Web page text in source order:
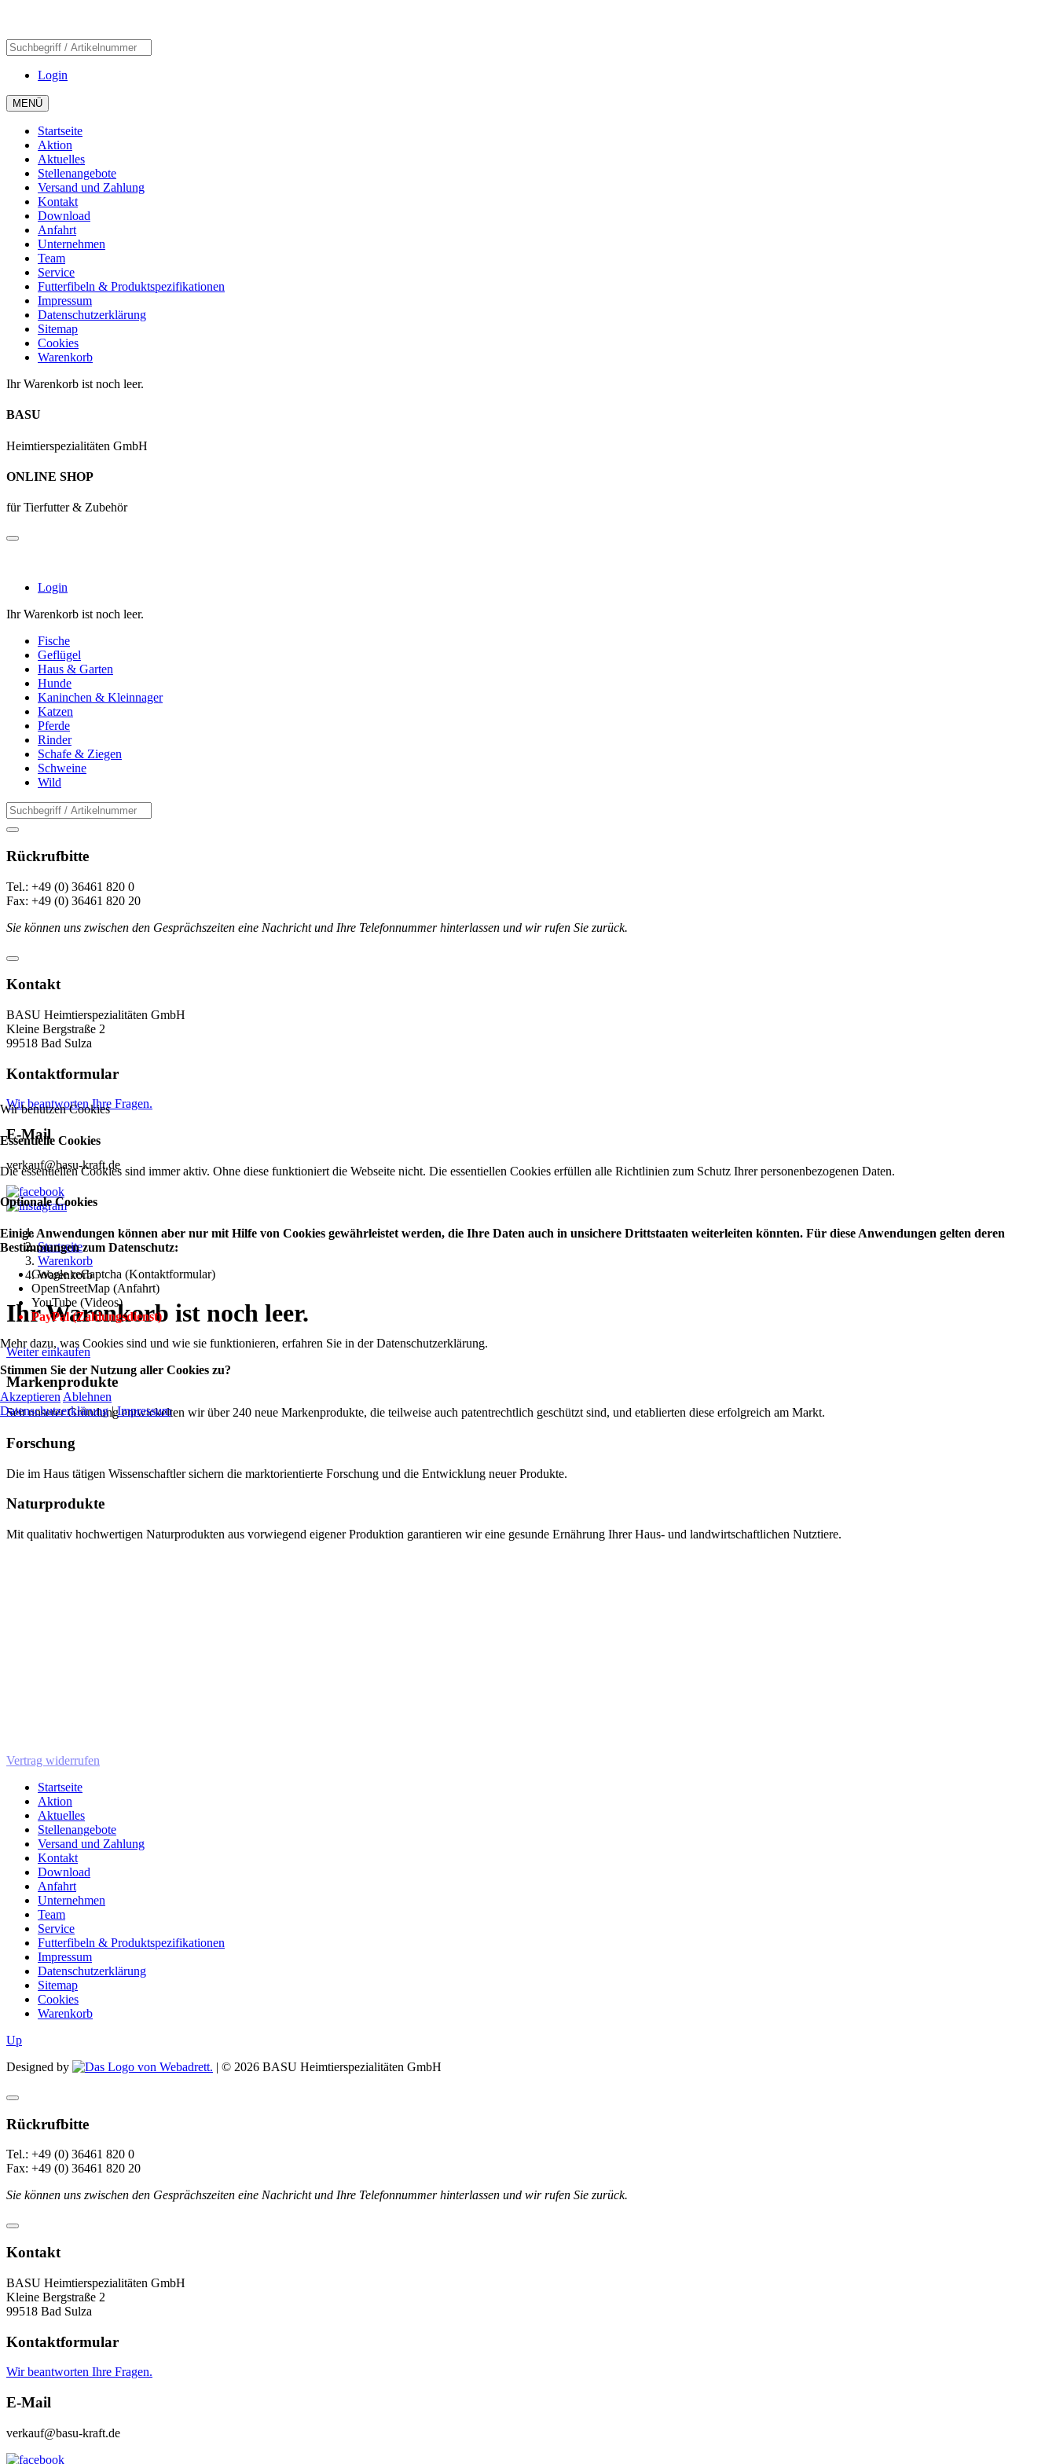
Login
MENÜ
Startseite
Aktion
Aktuelles
Stellenangebote
Versand und Zahlung
Kontakt
Download
Anfahrt
Unternehmen
Team
Service
Futterfibeln & Produktspezifikationen
Impressum
Datenschutzerklärung
Sitemap
Cookies
Warenkorb
Ihr Warenkorb ist noch leer.
BASU
Heimtierspezialitäten GmbH
ONLINE SHOP
für Tierfutter & Zubehör
Login
Ihr Warenkorb ist noch leer.
Fische
Geflügel
Haus & Garten
Hunde
Kaninchen & Kleinnager
Katzen
Pferde
Rinder
Schafe & Ziegen
Schweine
Wild
Rückrufbitte
Tel.: +49 (0) 36461 820 0
Fax: +49 (0) 36461 820 20
Sie können uns zwischen den Gesprächszeiten eine Nachricht und Ihre Telefonnummer hinterlassen und wir rufen Sie zurück.
Kontakt
BASU Heimtierspezialitäten GmbH
Kleine Bergstraße 2
99518 Bad Sulza
Kontaktformular
Wir beantworten Ihre Fragen.
E-Mail
verkauf@basu-kraft.de
Startseite
Warenkorb
Warenkorb
Ihr Warenkorb ist noch leer.
Weiter einkaufen
Markenprodukte
Seit unserer Gründung entwickelten wir über 240 neue Markenprodukte, die teilweise auch patentrechtlich geschützt sind, und etablierten diese erfolgreich am Markt.
Forschung
Die im Haus tätigen Wissenschaftler sichern die marktorientierte Forschung und die Entwicklung neuer Produkte.
Naturprodukte
Mit qualitativ hochwertigen Naturprodukten aus vorwiegend eigener Produktion garantieren wir eine gesunde Ernährung Ihrer Haus- und landwirtschaftlichen Nutztiere.
Vertrag widerrufen
Startseite
Aktion
Aktuelles
Stellenangebote
Versand und Zahlung
Kontakt
Download
Anfahrt
Unternehmen
Team
Service
Futterfibeln & Produktspezifikationen
Impressum
Datenschutzerklärung
Sitemap
Cookies
Warenkorb
Up
Designed by
| © 2026 BASU Heimtierspezialitäten GmbH
Rückrufbitte
Tel.: +49 (0) 36461 820 0
Fax: +49 (0) 36461 820 20
Sie können uns zwischen den Gesprächszeiten eine Nachricht und Ihre Telefonnummer hinterlassen und wir rufen Sie zurück.
Kontakt
BASU Heimtierspezialitäten GmbH
Kleine Bergstraße 2
99518 Bad Sulza
Kontaktformular
Wir beantworten Ihre Fragen.
E-Mail
verkauf@basu-kraft.de
Wir benutzen Cookies
Essentielle Cookies
Die essentiellen Cookies sind immer aktiv. Ohne diese funktioniert die Webseite nicht. Die essentiellen Cookies erfüllen alle Richtlinien zum Schutz Ihrer personenbezogenen Daten.
Optionale Cookies
Einige Anwendungen können aber nur mit Hilfe von Cookies gewährleistet werden, die Ihre Daten auch in unsichere Drittstaaten weiterleiten könnten. Für diese Anwendungen gelten deren
Bestimmungen zum Datenschutz:
Google reCaptcha (Kontaktformular)
OpenStreetMap (Anfahrt)
YouTube (Videos)
PayPal (Zahlungsdienst)
Mehr dazu, was Cookies sind und wie sie funktionieren, erfahren Sie in der Datenschutzerklärung.
Stimmen Sie der Nutzung aller Cookies zu?
Akzeptieren Ablehnen
Datenschutzerklärung|Impressum